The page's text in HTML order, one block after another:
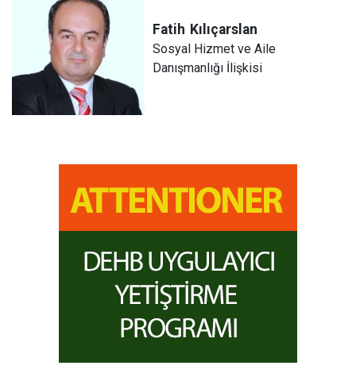
Fatih Kılıçarslan
Sosyal Hizmet ve Aile
Danışmanlığı İlişkisi